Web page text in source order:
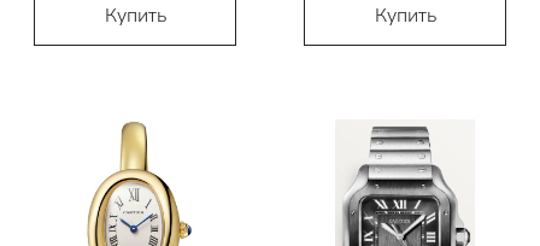
Купить Купить